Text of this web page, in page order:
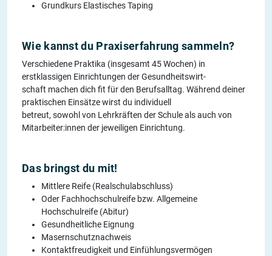
Grundkurs Elastisches Taping
Wie kannst du Praxiserfahrung sammeln?
Verschiedene Praktika (insgesamt 45 Wochen) in
erstklassigen Einrichtungen der Gesundheitswirt-
schaft machen dich fit für den Berufsalltag. Während deiner
praktischen Einsätze wirst du individuell
betreut, sowohl von Lehrkräften der Schule als auch von
Mitarbeiter:innen der jeweiligen Einrichtung.
Das bringst du mit!
Mittlere Reife (Realschulabschluss)
Oder Fachhochschulreife bzw. Allgemeine
Hochschulreife (Abitur)
Gesundheitliche Eignung
Masernschutznachweis
Kontaktfreudigkeit und Einfühlungsvermögen